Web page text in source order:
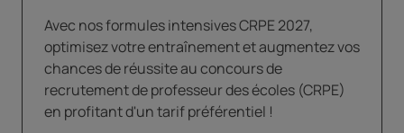
Avec nos formules intensives CRPE 2027,
optimisez votre entraînement et augmentez vos
chances de réussite au concours de
recrutement de professeur des écoles (CRPE)
en profitant d'un tarif préférentiel !